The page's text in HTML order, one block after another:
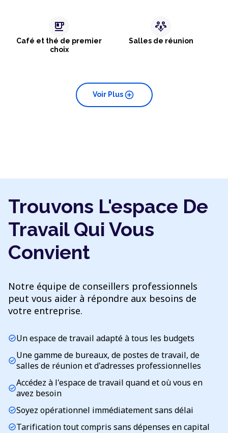
emoji_food_beverage
Café et thé de premier
choix
adaptive_audio_mic
Salles de réunion
add_circle
Voir Plus
Trouvons L'espace De
Travail Qui Vous
Convient
Notre équipe de conseillers professionnels
peut vous aider à répondre aux besoins de
votre entreprise.
check_circleUn espace de travail adapté à tous les budgets
check_circleUne gamme de bureaux, de postes de travail, de
salles de réunion et d'adresses professionnelles
check_circleAccédez à l'espace de travail quand et où vous en
avez besoin
check_circleSoyez opérationnel immédiatement sans délai
check_circleTarification tout compris sans dépenses en capital